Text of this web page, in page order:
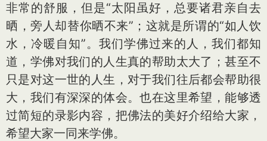
非常的舒服，但是“太阳虽好，总要诸君亲自去
晒，旁人却替你晒不来”；这就是所谓的“如人饮
水，冷暖自知”。我们学佛过来的人，我们都知
道，学佛对我们的人生真的帮助太大了；甚至不
只是对这一世的人生，对于我们往后都会帮助很
大，我们有深深的体会。也在这里希望，能够透
过简短的录影内容，把佛法的美好介绍给大家，
希望大家一同来学佛。